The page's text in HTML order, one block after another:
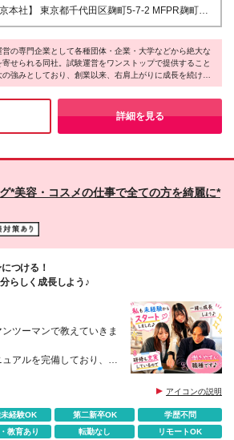
代は別途全額支給いたします ※想定年収465万
京本社】 東京都千代田区麹町5-7-2 MFPR麹町ビ
ル3階 ※転勤当面無し
営の専門企業として各種団体・企業・大学などから絶大な
寄せられる同社。試験運営をワンストップで提供すること
の強みとしており、創業以来、右肩上がりに成長を続けて
。今回募集するポジションは未経験OKで、中途入社率は
女性社員も多数活躍しているので「安定した環境で活躍
たい」「新天地で自身の可能性を切り拓きたい」という志
は最適の環境です。
詳細を見る
*美容・コスメの仕事で全ての方を綺麗に*
つける！
らしく成長しよう♪
ツーマンで教えていきま
アルを完備しており、
持ってスキルアップでき
アイコンの説明
経験OK 第二新卒OK
学歴不問
教育あり 転勤なし
リモートOK